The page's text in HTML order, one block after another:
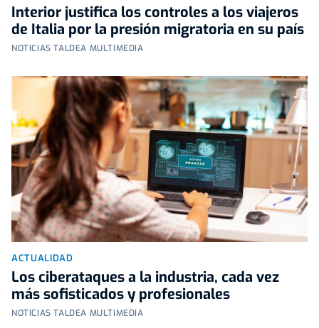
Interior justifica los controles a los viajeros
de Italia por la presión migratoria en su país
NOTICIAS TALDEA MULTIMEDIA
ACTUALIDAD
Los ciberataques a la industria, cada vez
más sofisticados y profesionales
NOTICIAS TALDEA MULTIMEDIA